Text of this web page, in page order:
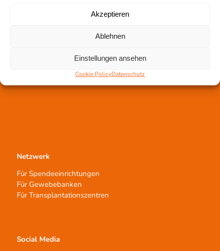
Akzeptieren
Ablehnen
Einstellungen ansehen
Cookie PolicyDatenschutz
Netzwerk
Für Spendeeinrichtungen
Für Gewebebanken
Für Transplantationszentren
Social Media